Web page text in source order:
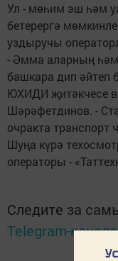
Ул - мөһим эш һәм
бетерергә
уздыручы
- Әмма аларның
башкара дип әйтеп
ЮХИДИ җитәкчесе
Шәрәфетдинов. -
очракта транспорт
Шуңа күрә
операторы -
Следите за
Telegram-канале